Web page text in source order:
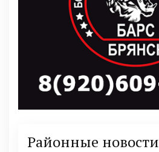
Районные новости